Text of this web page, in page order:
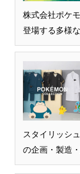
株式会社ポケ
登場する多様
スタイリッシ
の企画・製造